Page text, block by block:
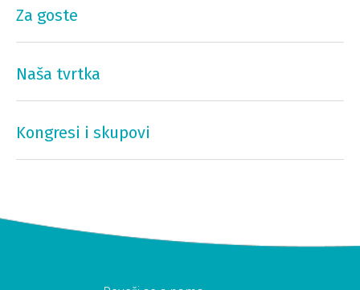
Za goste
Naša tvrtka
Kongresi i skupovi